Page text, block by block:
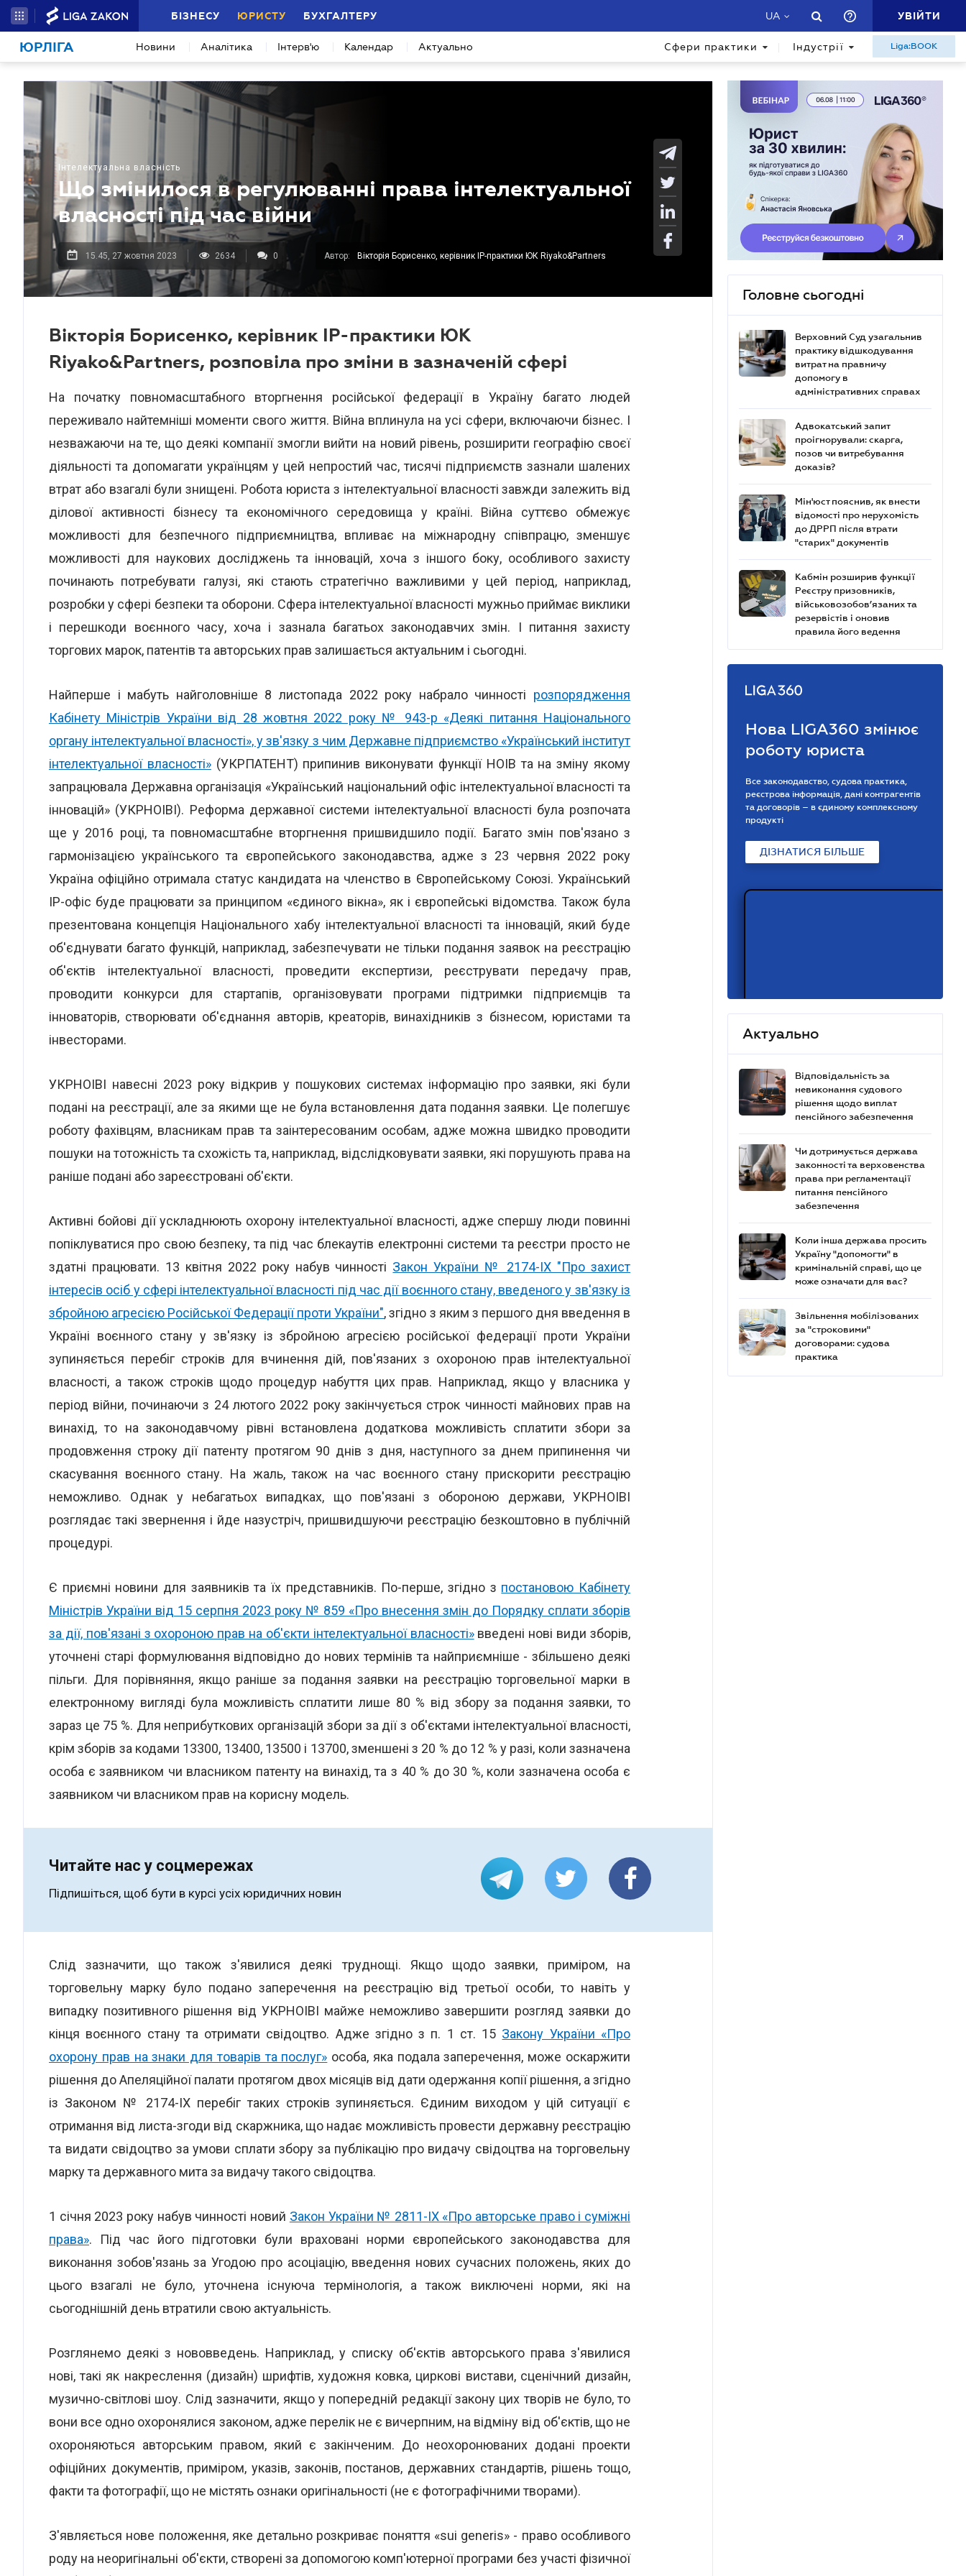
БІЗНЕСУ ЮРИСТУ БУХГАЛТЕРУ UA УВІЙТИ
ЮРЛІГА Новини Аналітика Інтерв'ю Календар Актуально Сфери практики Індустрії Liga:BOOK
Інтелектуальна власність
Що змінилося в регулюванні права інтелектуальної
власності під час війни
15.45, 27 жовтня 2023 2634 0 Автор: Вікторія Борисенко, керівник ІР-практики ЮК Riyako&Partners
Вікторія Борисенко, керівник ІР-практики ЮК
Riyako&Partners, розповіла про зміни в зазначеній сфері
На початку повномасштабного вторгнення російської федерації в Україну багато людей
переживало найтемніші моменти свого життя. Війна вплинула на усі сфери, включаючи бізнес. І
незважаючи на те, що деякі компанії змогли вийти на новий рівень, розширити географію своєї
діяльності та допомагати українцям у цей непростий час, тисячі підприємств зазнали шалених
втрат або взагалі були знищені. Робота юриста з інтелектуальної власності завжди залежить від
ділової активності бізнесу та економічного середовища у країні. Війна суттєво обмежує
можливості для безпечного підприємництва, впливає на міжнародну співпрацю, зменшує
можливості для наукових досліджень та інновацій, хоча з іншого боку, особливого захисту
починають потребувати галузі, які стають стратегічно важливими у цей період, наприклад,
розробки у сфері безпеки та оборони. Сфера інтелектуальної власності мужньо приймає виклики
і перешкоди воєнного часу, хоча і зазнала багатьох законодавчих змін. І питання захисту
торгових марок, патентів та авторських прав залишається актуальним і сьогодні.
Найперше і мабуть найголовніше 8 листопада 2022 року набрало чинності розпорядження
Кабінету Міністрів України від 28 жовтня 2022 року № 943-р «Деякі питання Національного
органу інтелектуальної власності», у зв'язку з чим Державне підприємство «Український інститут
інтелектуальної власності»(УКРПАТЕНТ) припинив виконувати функції НОІВ та на зміну якому
запрацювала Державна організація «Український національний офіс інтелектуальної власності та
інновацій» (УКРНОІВІ). Реформа державної системи інтелектуальної власності була розпочата
ще у 2016 році, та повномасштабне вторгнення пришвидшило події. Багато змін пов'язано з
гармонізацією українського та європейського законодавства, адже з 23 червня 2022 року
Україна офіційно отримала статус кандидата на членство в Європейському Союзі. Український
ІР-офіс буде працювати за принципом «єдиного вікна», як і європейські відомства. Також була
презентована концепція Національного хабу інтелектуальної власності та інновацій, який буде
об'єднувати багато функцій, наприклад, забезпечувати не тільки подання заявок на реєстрацію
об'єктів інтелектуальної власності, проведити експертизи, реєструвати передачу прав,
проводити конкурси для стартапів, організовувати програми підтримки підприємців та
інноваторів, створювати об'єднання авторів, креаторів, винахідників з бізнесом, юристами та
інвесторами.
УКРНОІВІ навесні 2023 року відкрив у пошукових системах інформацію про заявки, які були
подані на реєстрації, але за якими ще не була встановлення дата подання заявки. Це полегшує
роботу фахівцям, власникам прав та заінтересованим особам, адже можна швидко проводити
пошуки на тотожність та схожість та, наприклад, відслідковувати заявки, які порушують права на
раніше подані або зареєстровані об'єкти.
Активні бойові дії ускладнюють охорону інтелектуальної власності, адже спершу люди повинні
попіклуватися про свою безпеку, та під час блекаутів електронні системи та реєстри просто не
здатні працювати. 13 квітня 2022 року набув чинності Закон України № 2174-IX "Про захист
інтересів осіб у сфері інтелектуальної власності під час дії воєнного стану, введеного у зв'язку із
збройною агресією Російської Федерації проти України", згідно з яким з першого дня введення в
Україні воєнного стану у зв'язку із збройною агресією російської федерації проти України
зупиняється перебіг строків для вчинення дій, пов'язаних з охороною прав інтелектуальної
власності, а також строків щодо процедур набуття цих прав. Наприклад, якщо у власника у
період війни, починаючи з 24 лютого 2022 року закінчується строк чинності майнових прав на
винахід, то на законодавчому рівні встановлена додаткова можливість сплатити збори за
продовження строку дії патенту протягом 90 днів з дня, наступного за днем припинення чи
скасування воєнного стану. На жаль, також на час воєнного стану прискорити реєстрацію
неможливо. Однак у небагатьох випадках, що пов'язані з обороною держави, УКРНОІВІ
розглядає такі звернення і йде назустріч, пришвидшуючи реєстрацію безкоштовно в публічній
процедурі.
Є приємні новини для заявників та їх представників. По-перше, згідно з постановою Кабінету
Міністрів України від 15 серпня 2023 року № 859 «Про внесення змін до Порядку сплати зборів
за дії, пов'язані з охороною прав на об'єкти інтелектуальної власності»введені нові види зборів,
уточнені старі формулювання відповідно до нових термінів та найприємніше - збільшено деякі
пільги. Для порівняння, якщо раніше за подання заявки на реєстрацію торговельної марки в
електронному вигляді була можливість сплатити лише 80 % від збору за подання заявки, то
зараз це 75 %. Для неприбуткових організацій збори за дії з об'єктами інтелектуальної власності,
крім зборів за кодами 13300, 13400, 13500 і 13700, зменшені з 20 % до 12 % у разі, коли зазначена
особа є заявником чи власником патенту на винахід, та з 40 % до 30 %, коли зазначена особа є
заявником чи власником прав на корисну модель.
Читайте нас у соцмережах
Підпишіться, щоб бути в курсі усіх юридичних новин
Слід зазначити, що також з'явилися деякі труднощі. Якщо щодо заявки, приміром, на
торговельну марку було подано заперечення на реєстрацію від третьої особи, то навіть у
випадку позитивного рішення від УКРНОІВІ майже неможливо завершити розгляд заявки до
кінця воєнного стану та отримати свідоцтво. Адже згідно з п. 1 ст. 15 Закону України «Про
охорону прав на знаки для товарів та послуг» особа, яка подала заперечення, може оскаржити
рішення до Апеляційної палати протягом двох місяців від дати одержання копії рішення, а згідно
із Законом № 2174-IX перебіг таких строків зупиняється. Єдиним виходом у цій ситуації є
отримання від листа-згоди від скаржника, що надає можливість провести державну реєстрацію
та видати свідоцтво за умови сплати збору за публікацію про видачу свідоцтва на торговельну
марку та державного мита за видачу такого свідоцтва.
1 січня 2023 року набув чинності новий Закон України № 2811-IX «Про авторське право і суміжні
права». Під час його підготовки були враховані норми європейського законодавства для
виконання зобов'язань за Угодою про асоціацію, введення нових сучасних положень, яких до
цього взагалі не було, уточнена існуюча термінологія, а також виключені норми, які на
сьогоднішній день втратили свою актуальність.
Розглянемо деякі з нововведень. Наприклад, у списку об'єктів авторського права з'явилися
нові, такі як накреслення (дизайн) шрифтів, художня ковка, циркові вистави, сценічний дизайн,
музично-світлові шоу. Слід зазначити, якщо у попередній редакції закону цих творів не було, то
вони все одно охоронялися законом, адже перелік не є вичерпним, на відміну від об'єктів, що не
охороняються авторським правом, який є закінченим. До неохоронюваних додані проекти
офіційних документів, приміром, указів, законів, постанов, державних стандартів, рішень тощо,
факти та фотографії, що не містять ознаки оригінальності (не є фотографічними творами).
З'являється нове положення, яке детально розкриває поняття «sui generis» - право особливого
роду на неоригінальні об'єкти, створені за допомогою комп'ютерної програми без участі фізичної
Головне сьогодні
Верховний Суд узагальнив
практику відшкодування
витрат на правничу
допомогу в
адміністративних справах
Адвокатський запит
проігнорували: скарга,
позов чи витребування
доказів?
Мін'юст пояснив, як внести
відомості про нерухомість
до ДРРП після втрати
"старих" документів
Кабмін розширив функції
Реєстру призовників,
військовозобов’язаних та
резервістів і оновив
правила його ведення
Нова LIGA360 змінює
роботу юриста
Все законодавство, судова практика,
реєстрова інформація, дані контрагентів
та договорів – в єдиному комплексному
продукті
ДІЗНАТИСЯ БІЛЬШЕ
Актуально
Відповідальність за
невиконання судового
рішення щодо виплат
пенсійного забезпечення
Чи дотримується держава
законності та верховенства
права при регламентації
питання пенсійного
забезпечення
Коли інша держава просить
Україну "допомогти" в
кримінальній справі, що це
може означати для вас?
Звільнення мобілізованих
за "строковими"
договорами: судова
практика